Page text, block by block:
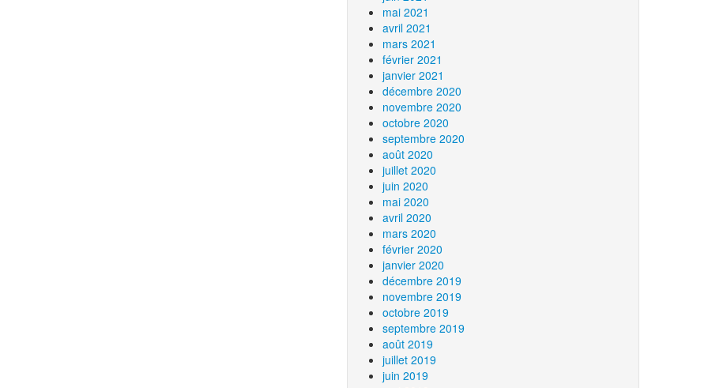
mai 2021
avril 2021
mars 2021
février 2021
janvier 2021
décembre 2020
novembre 2020
octobre 2020
septembre 2020
août 2020
juillet 2020
juin 2020
mai 2020
avril 2020
mars 2020
février 2020
janvier 2020
décembre 2019
novembre 2019
octobre 2019
septembre 2019
août 2019
juillet 2019
juin 2019